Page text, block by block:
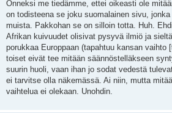
Onneksi me tiedämme, ettei oikeasti ole
on todisteena se joku suomalainen sivu,
muista. Pakkohan se on silloin totta. Huh.
Afrikan kuivuudet olisivat pysyvä ilmiö ja
porukkaa Europpaan (tapahtuu kansan vaihto
toiset eivät tee mitään säännöstelläkseen
suurin huoli, vaan ihan jo sodat vedestä
ei tarvitse olla näkemässä. Ai niin, mutta
vaihtelua ei olekaan. Unohdin.